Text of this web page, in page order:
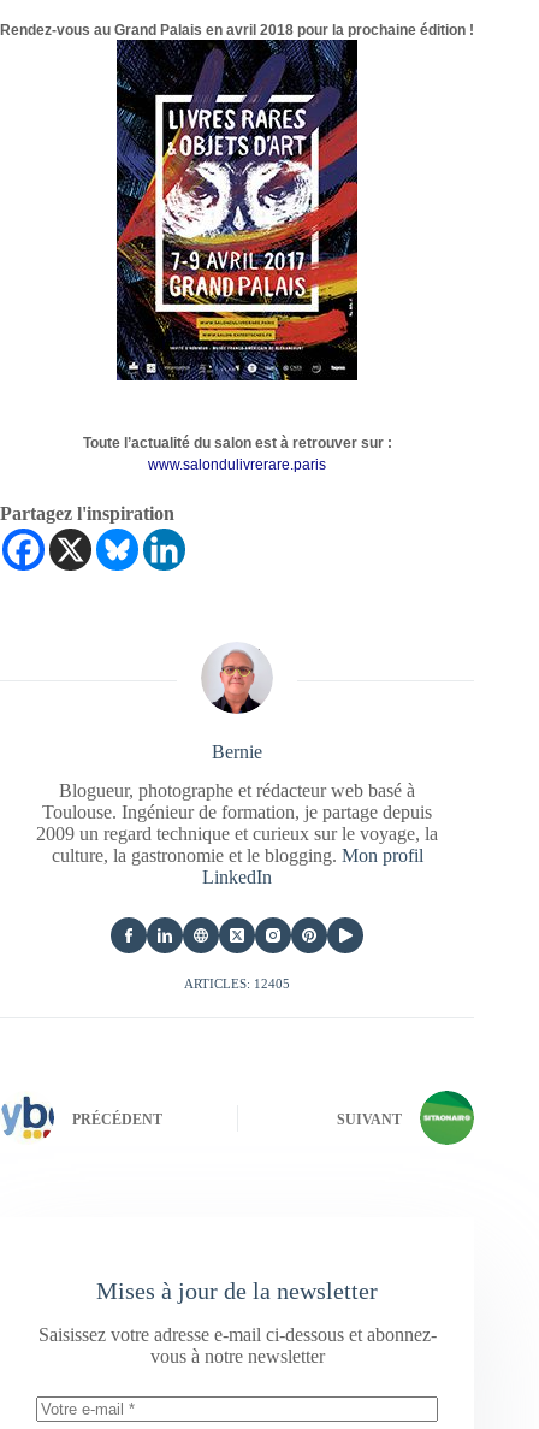
Rendez-vous au Grand Palais en avril 2018 pour la prochaine édition !
Toute l’actualité du salon est à retrouver sur :
www.salondulivrerare.paris
Partagez l'inspiration
Bernie
Blogueur, photographe et rédacteur web basé à
Toulouse. Ingénieur de formation, je partage depuis
2009 un regard technique et curieux sur le voyage, la
culture, la gastronomie et le blogging. Mon profil
LinkedIn
ARTICLES: 12405
PRÉCÉDENT SUIVANT
Mises à jour de la newsletter
Saisissez votre adresse e-mail ci-dessous et abonnez-
vous à notre newsletter